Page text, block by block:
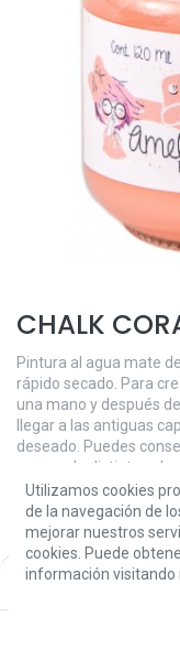
Price:
CHALK
Pintura al agua mate
rápido secado. Para
una mano y después
llegar a las antiguas
deseado. Puedes
manos de distinto
Paint.
4,26€
Utilizamos cookies
de la navegación de
mejorar nuestros
cookies. Puede
información visitando